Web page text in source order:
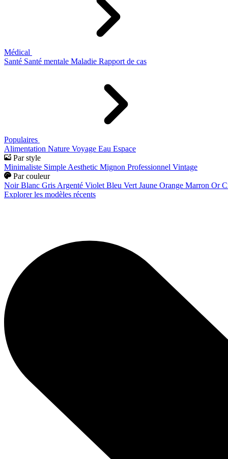
Médical
Santé Santé mentale Maladie Rapport de cas
Populaires
Alimentation Nature Voyage Eau Espace
Par style
Minimaliste Simple Aesthetic Mignon Professionnel Vintage
Par couleur
Noir Blanc Gris Argenté Violet Bleu Vert Jaune Orange Marron Or
Explorer les modèles récents